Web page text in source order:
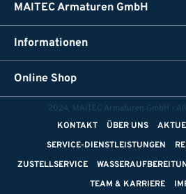
MAITEC Armaturen GmbH
Informationen
Online Shop
2024, MAITEC Armaturen GmbH -
KONTAKT
ÜBER UNS
SERVICE-DIENSTLEISTUNGEN
ZUSTELLSERVICE
TEAM & KARRIERE